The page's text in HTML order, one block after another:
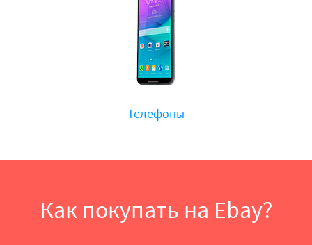
Телефоны
Как покупать на Ebay?